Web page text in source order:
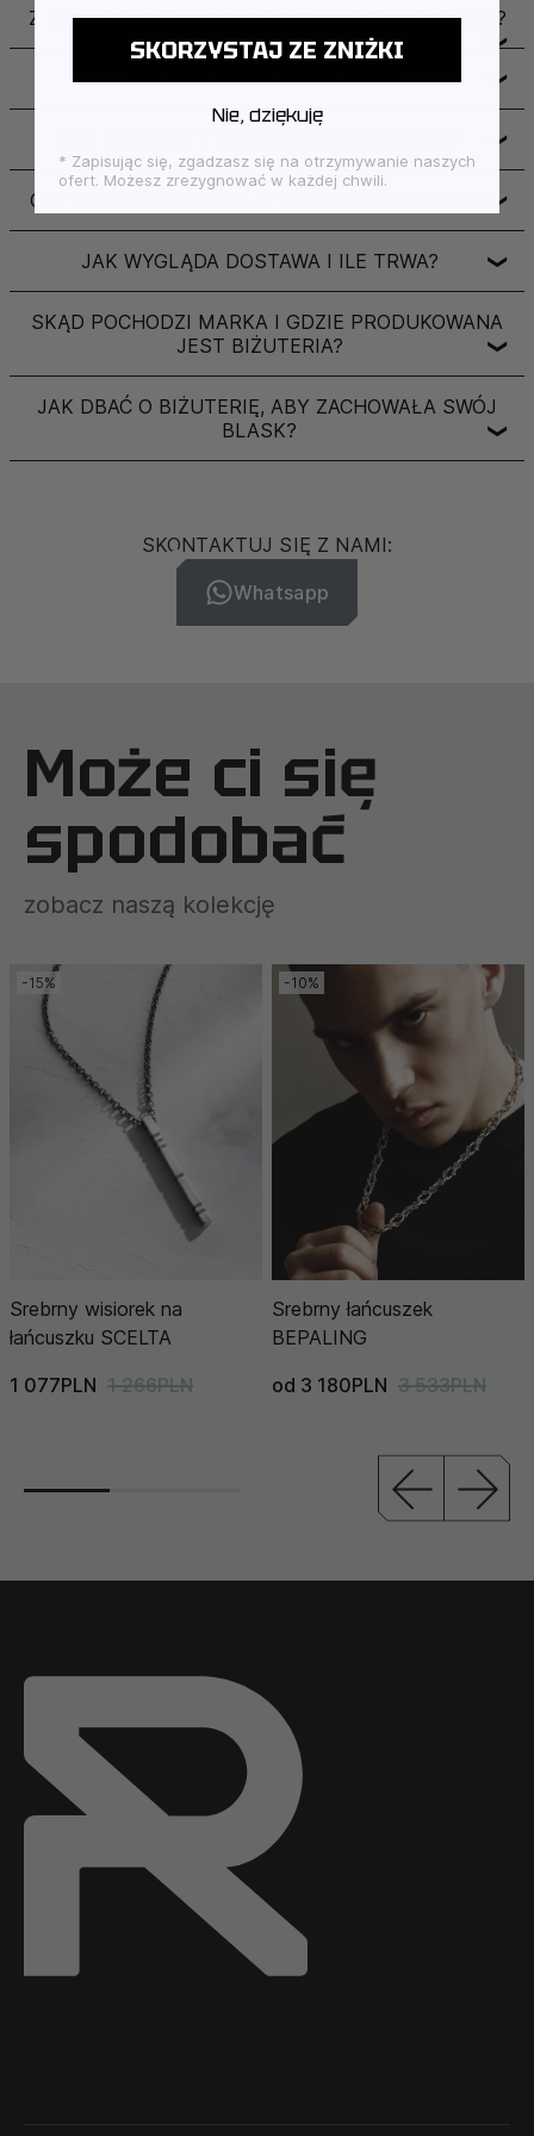
Z JAKIEGO METALU WYKONANA JEST BIŻUTERIA?
❯
JAK PAKUJEMY PRODUKTY? ❯
❯
CZY MOGĘ ZWRÓCIĆ LUB WYMIENIĆ PRODUKT? ❯
JAK WYGLĄDA DOSTAWA I ILE TRWA? ❯
SKĄD POCHODZI MARKA I GDZIE PRODUKOWANA
JEST BIŻUTERIA?
❯
JAK DBAĆ O BIŻUTERIĘ, ABY ZACHOWAŁA SWÓJ
BLASK?
❯
SKONTAKTUJ SIĘ Z NAMI:
Whatsapp
Może ci się
spodobać
zobacz naszą kolekcję
-15%
Srebrny wisiorek na
łańcuszku SCELTA
1 077PLN 1 266PLN
-10%
Srebrny łańcuszek
BEPALING
od 3 180PLN 3 533PLN
SKORZYSTAJ ZE ZNIŻKI
Nie, dziękuję
* Zapisując się, zgadzasz się na otrzymywanie naszych
ofert. Możesz zrezygnować w każdej chwili.